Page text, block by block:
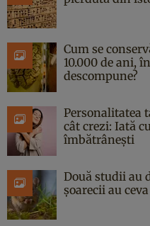
Cum se
10.000 de ani,
descompune?
Personalitatea
cât crezi: Iată
îmbătrânești
Două studii au
șoarecii au